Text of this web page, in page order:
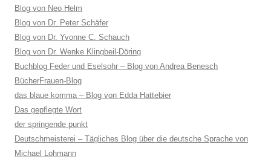
Blog von Neo Helm
Blog von Dr. Peter Schäfer
Blog von Dr. Yvonne C. Schauch
Blog von Dr. Wenke Klingbeil-Döring
Buchblog Feder und Eselsohr – Blog von Andrea Benesch
BücherFrauen-Blog
das blaue komma – Blog von Edda Hattebier
Das gepflegte Wort
der springende punkt
Deutschmeisterei – Tägliches Blog über die deutsche Sprache von
Michael Lohmann